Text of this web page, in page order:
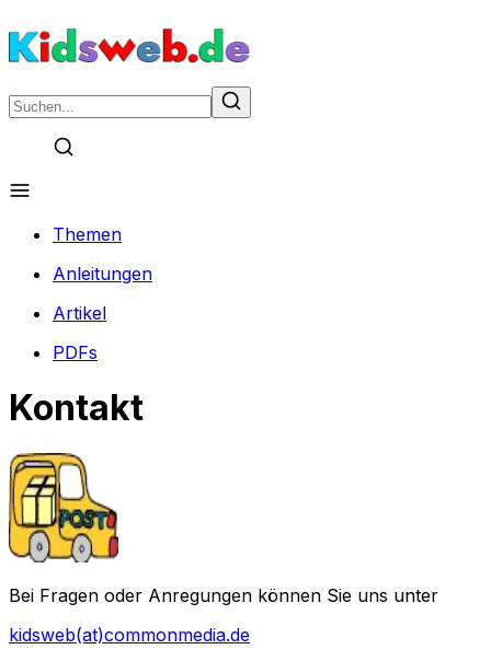
Themen
Anleitungen
Artikel
PDFs
Kontakt
Bei Fragen oder Anregungen können Sie uns unter
kidsweb(at)commonmedia.de